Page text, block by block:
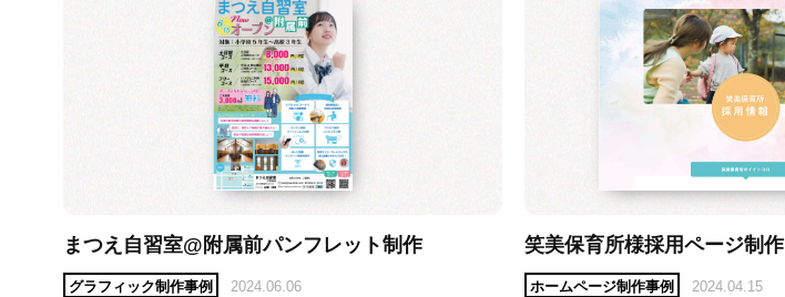
まつえ自習室@附属前パンフレット制作
グラフィック制作事例
2024.06.06
笑美保育所様採用ページ制作
ホームページ制作事例
2024.04.15